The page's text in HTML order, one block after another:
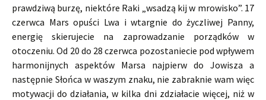
prawdziwą burzę, niektóre Raki „wsadzą kij w mrowisko”. 17
czerwca Mars opuści Lwa i wtargnie do życzliwej Panny,
energię skierujecie na zaprowadzanie porządków w
otoczeniu. Od 20 do 28 czerwca pozostaniecie pod wpływem
harmonijnych aspektów Marsa najpierw do Jowisza a
następnie Słońca w waszym znaku, nie zabraknie wam więc
motywacji do działania, w kilka dni zdziałacie więcej, niż w